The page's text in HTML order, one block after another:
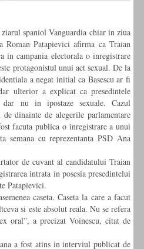
spaniol Vanguardia chiar in ziua
Roman Patapievici afirma ca Traian
in campania electorala o inregistrare
protagonistul unui act sexual. De la
a negat initial ca Basescu ar fi
ulterior a explicat ca presedintele
nu in ipostaze sexuale. Cazul
de dinainte de alegerile parlamentare
facuta publica o inregistrare a unui
semana cu reprezentanta PSD Ana
de cuvant al candidatului Traian
intrata in posesia presedintelui
Patapievici.
caseta. Caseta la care a facut
si este absolut reala. Nu se refera
oral”, a precizat Voinescu, citat de
a fost atins in interviul publicat de